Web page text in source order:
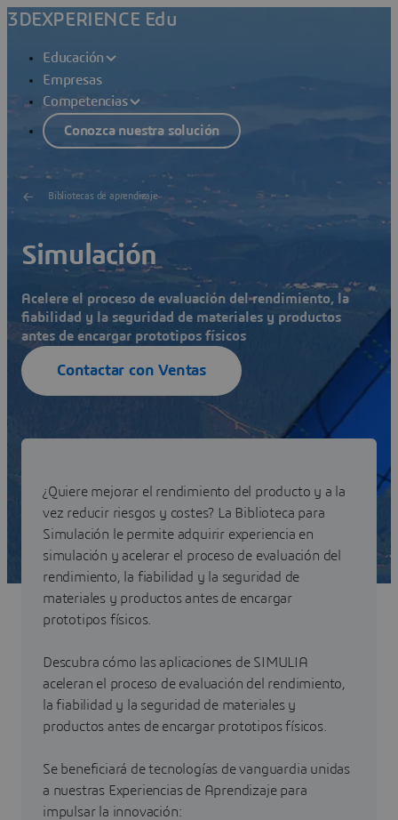
3DEXPERIENCE Edu
Educación
Empresas
Competencias
Conozca nuestra solución
Bibliotecas de aprendizaje
Simulación
Acelere el proceso de evaluación del rendimiento, la
fiabilidad y la seguridad de materiales y productos
antes de encargar prototipos físicos
Contactar con Ventas
¿Quiere mejorar el rendimiento del producto y a la
vez reducir riesgos y costes? La Biblioteca para
Simulación le permite adquirir experiencia en
simulación y acelerar el proceso de evaluación del
rendimiento, la fiabilidad y la seguridad de
materiales y productos antes de encargar
prototipos físicos.
Descubra cómo las aplicaciones de SIMULIA
aceleran el proceso de evaluación del rendimiento,
la fiabilidad y la seguridad de materiales y
productos antes de encargar prototipos físicos.
Se beneficiará de tecnologías de vanguardia unidas
a nuestras Experiencias de Aprendizaje para
impulsar la innovación: